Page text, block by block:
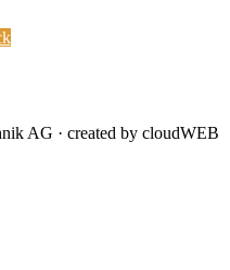
AG · created by cloudWEB